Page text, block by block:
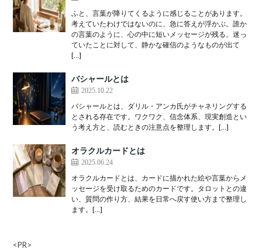
ふと、言葉が降りてくるように感じることがあります。
考えていたわけではないのに、急に答えが浮かぶ。誰か
の言葉のように、心の中に短いメッセージが残る。迷っ
ていたことに対して、静かな確信のようなものが出て
[…]
バシャールとは
2025.10.22
バシャールとは、ダリル・アンカ氏がチャネリングする
とされる存在です。ワクワク、信念体系、現実創造とい
う考え方と、読むときの注意点を整理します。[…]
オラクルカードとは
2025.06.24
オラクルカードとは、カードに描かれた絵や言葉からメ
ッセージを受け取るためのカードです。タロットとの違
い、質問の作り方、結果を日常へ戻す使い方まで整理し
ます。[…]
<PR>